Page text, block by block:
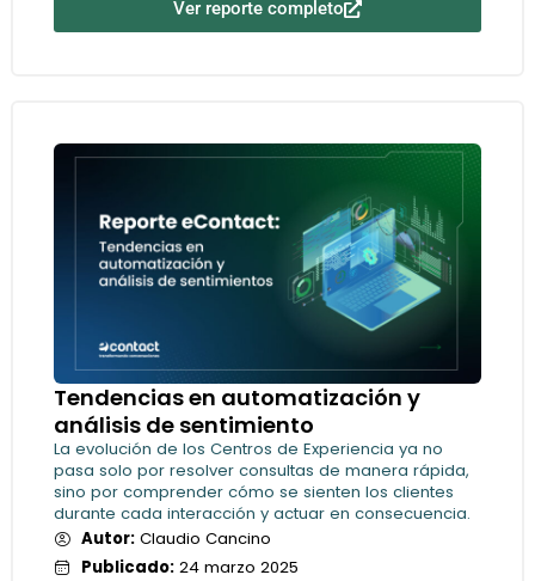
Ver reporte completo
Tendencias en automatización y
análisis de sentimiento
La evolución de los Centros de Experiencia ya no
pasa solo por resolver consultas de manera rápida,
sino por comprender cómo se sienten los clientes
durante cada interacción y actuar en consecuencia.
Autor:Claudio Cancino
Publicado:24 marzo 2025